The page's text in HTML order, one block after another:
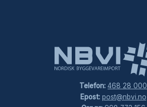
Telefon: 468 28 000
Epost: post@nbvi.no